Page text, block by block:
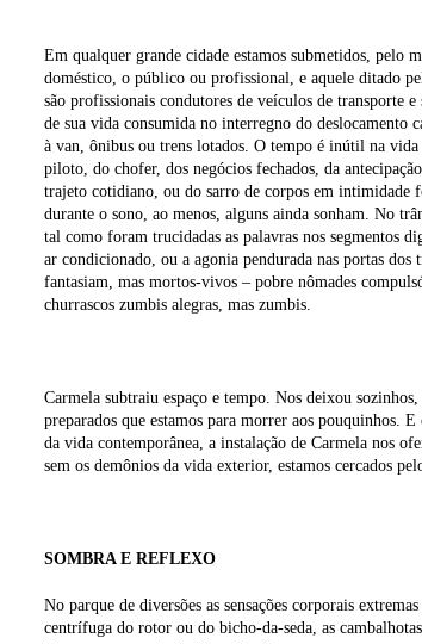
Em qualquer grande cidade estamos submetidos, pelo
doméstico, o público ou profissional, e aquele ditado
são profissionais condutores de veículos de transporte
de sua vida consumida no interregno do deslocamento
à van, ônibus ou trens lotados. O tempo é inútil na vida
piloto, do chofer, dos negócios fechados, da
trajeto cotidiano, ou do sarro de corpos em intimidade
durante o sono, ao menos, alguns ainda sonham. No
tal como foram trucidadas as palavras nos segmentos
ar condicionado, ou a agonia pendurada nas portas
fantasiam, mas mortos-vivos – pobre nômades
churrascos zumbis alegras, mas zumbis.
Carmela subtraiu espaço e tempo. Nos deixou
preparados que estamos para morrer aos pouquinhos.
da vida contemporânea, a instalação de Carmela nos
sem os demônios da vida exterior, estamos cercados
SOMBRA E REFLEXO
No parque de diversões as sensações corporais
centrífuga do rotor ou do bicho-da-seda, as